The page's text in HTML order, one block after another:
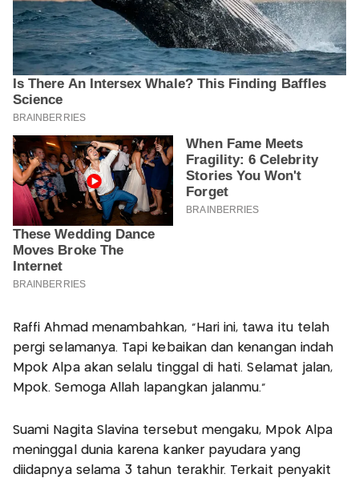
Raffi Ahmad menambahkan, “Hari ini, tawa itu telah
pergi selamanya. Tapi kebaikan dan kenangan indah
Mpok Alpa akan selalu tinggal di hati. Selamat jalan,
Mpok. Semoga Allah lapangkan jalanmu.”
Suami Nagita Slavina tersebut mengaku, Mpok Alpa
meninggal dunia karena kanker payudara yang
diidapnya selama 3 tahun terakhir. Terkait penyakit